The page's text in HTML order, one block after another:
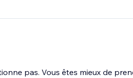
pas. Vous êtes mieux de